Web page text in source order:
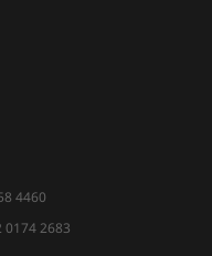
4460
0174 2683